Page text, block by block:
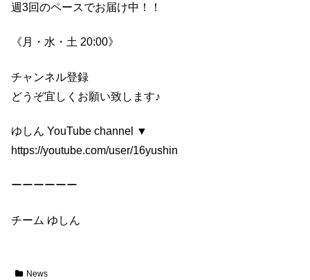
週3回のペースでお届け中！！
《月・水・土 20:00》
チャンネル登録
どうぞ宜しくお願い致します♪
ゆしん YouTube channel ▼
https://youtube.com/user/16yushin
ーーーーーー
チーム ゆしん
News